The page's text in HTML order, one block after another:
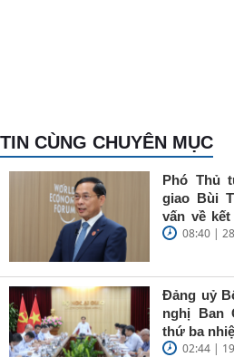
TIN CÙNG CHUYÊN MỤC
Phó Thủ
giao Bùi
vấn về
Trung
08:40 |
Đảng uỷ
nghị Ban
thứ ba
02:44 |